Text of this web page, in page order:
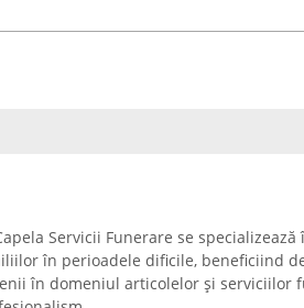
Servicii Funerare se
în perioadele dificile, beneficiind
în domeniul articolelor și serviciilor